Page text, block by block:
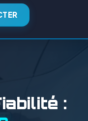
: